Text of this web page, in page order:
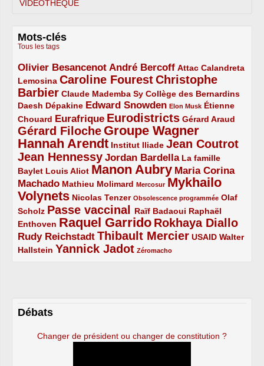
VIDÉOTHÈQUE
Mots-clés
Tous les tags
Olivier Besancenot
3/5 André Bercoff
3/5 Attac
2/5
Calandreta
Lemosina
2/5 Caroline Fourest
4/5
Christophe
Barbier
4/5 Claude Mademba Sy
2/5 Collège des Bernardins
2/5
Daesh
2/5 Dépakine
2/5 Edward Snowden
3/5 Elon Musk
1/5
Étienne
Chouard
2/5 Eurafrique
3/5 Eurodistricts
4/5 Gérard Araud
2/5
Gérard Filoche
4/5 Groupe Wagner
5/5
Hannah Arendt
5/5 Institut Iliade
2/5 Jean Coutrot
4/5
Jean Hennessy
4/5 Jordan Bardella
3/5
La famille
Baylet
2/5 Louis Aliot
2/5 Manon Aubry
5/5
Maria Corina
Machado
3/5 Mathieu Molimard
2/5 Mercosur
1/5
Mykhailo
Volynets
5/5 Nicolas Tenzer
2/5 Obsolescence programmée
1/5
Olaf
Scholz
2/5 Passe vaccinal
4/5 Raïf Badaoui
2/5
Raphaël
Enthoven
2/5 Raquel Garrido
5/5 Rokhaya Diallo
4/5
Rudy Reichstadt
3/5 Thibault Mercier
4/5 USAID
2/5
Walter
Hallstein
2/5 Yannick Jadot
4/5 Zéromacho
1/5
Débats
Changer de président ou changer de constitution ?